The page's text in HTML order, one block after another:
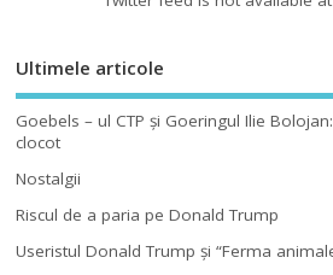
Ultimele articole
Goebels – ul CTP şi Goeringul Ilie
clocot
Nostalgii
Riscul de a paria pe Donald Trump
Useristul Donald Trump şi “Ferma